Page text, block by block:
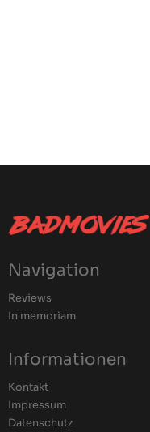
Navigation
Reviews
In memoriam
Informationen
Kontakt
Impressum
Datenschutz